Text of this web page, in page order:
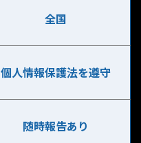
全国
個人情報保護法を遵守
随時報告あり